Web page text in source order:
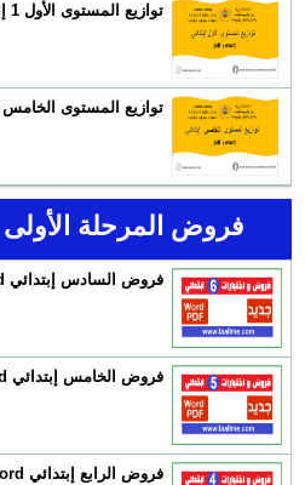
توازيع المستوى الأول 1 إبتدائي 2025-2026 word
توازيع المستوى الخامس 5 إبتدائي 2025-2026 word
فروض المرحلة الأولى
فروض السادس إبتدائي word و pdf
فروض الخامس إبتدائي word و pdf
فروض الرابع إبتدائي word و pdf